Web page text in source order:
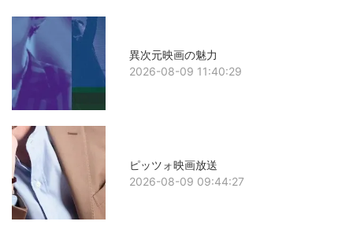
異次元映画の魅力
2026-08-09 11:40:29
ピッツォ映画放送
2026-08-09 09:44:27